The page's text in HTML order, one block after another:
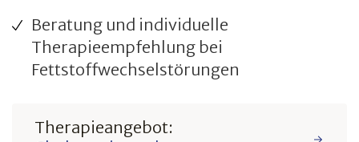
Beratung und individuelle
Therapieempfehlung bei
Fettstoffwechselstörungen
Therapieangebot: